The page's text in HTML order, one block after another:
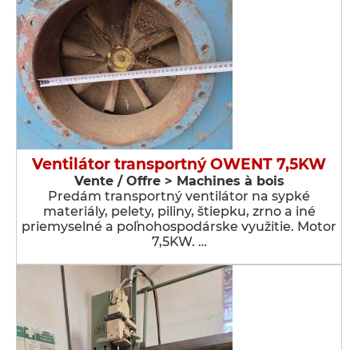
Ventilátor transportný OWENT 7,5KW
Vente / Offre > Machines à bois
Predám transportný ventilátor na sypké
materiály, pelety, piliny, štiepku, zrno a iné
priemyselné a poľnohospodárske využitie. Motor
7,5KW. …